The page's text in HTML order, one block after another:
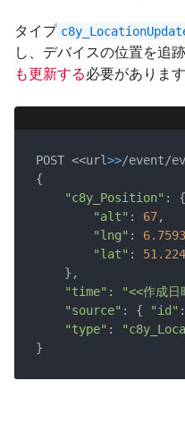
タイプ
し、デバイスの位置を追
も更新する必要があります
POST <<url>>/event/
{
"c8y_Position" : {
"alt" : 67,
"lng" :
"lat" :
    },
"time" : "<<作成日
"source" : { "id" :
"type" :